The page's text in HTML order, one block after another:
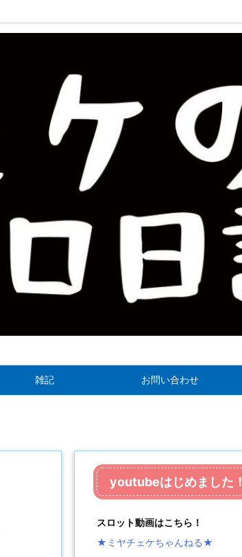
雑記 お問い合わせ
youtubeはじめました！
スロット動画はこちら！
★ミヤチェケちゃんねる★